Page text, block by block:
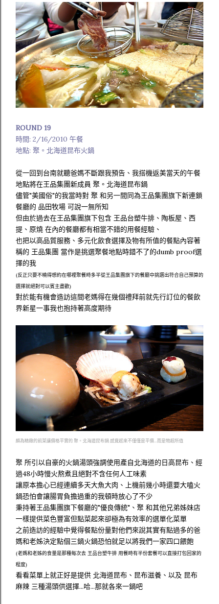
ROUND 19
時間: 2/16/2010 午餐
地點: 聚。北海道昆布火鍋
從一回到台南就聽爸媽不斷跟我預告、我搭機返美當天的午餐
地點將在王品集團新成員 聚。北海道昆布鍋
儘管"美國俗"的我當時對 聚 和另一間同為王品集團旗下新連鎖
餐廳的 品田牧場 可說一無所知
但由於過去在王品集團旗下包含 王品台塑牛排、陶板屋、西
提、原燒 在內的餐廳都有相當不錯的用餐經驗、
也把以高品質服務、多元化飲食選擇及物有所值的餐點內容著
稱的 王品集團 當作是挑選聚餐地點時錯不了的dumb proof選
擇的我
(反正只要不曉得想約在哪裡聚餐時多半從王品集團旗下的餐廳中挑選出符合自己預算的
選擇就絕對可以賓主盡歡)
對於能有機會造訪這間老媽得在幾個禮拜前就先行訂位的餐飲
界新星一事我也抱持著高度期待
頗為精緻的前菜讓價格平實的 聚。北海道昆布鍋 感覺起來不僅僅是平價...而是物超所值
聚 所引以自豪的火鍋湯頭強調使用產自北海道的日高昆布、經
過48小時慢火熬煮且絕對不含任何人工味素
讓原本擔心已經連續多天大魚大肉、上機前幾小時還要大嗑火
鍋恐怕會讓腸胃負擔過重的我頓時放心了不少
秉持著王品集團旗下餐廳的"優良傳統"、聚 和其他兄弟姊妹店
一樣提供菜色豐富但點菜起來卻極為有效率的選單化菜單
之前造訪的經驗中覺得餐點份量對他們來說其實有點過多的爸
媽和老姊決定點個三鍋火鍋恐怕就足以將我們一家四口餵飽
(老媽和老姊的食量是那種每次去 王品台塑牛排 用餐時有半份套餐可以直接打包回家的
程度)
看看菜單上就正好是提供 北海道昆布、昆布滋養、以及 昆布
麻辣 三種湯頭供選擇...哈...那就各來一鍋吧